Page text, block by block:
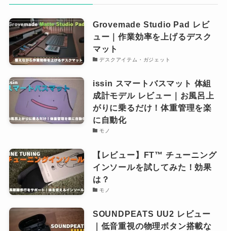
Grovemade Studio Pad レビ
ュー｜作業効率を上げるデスク
マット
デスクアイテム・ガジェット
issin スマートバスマット 体組
成計モデル レビュー｜お風呂上
がりに乗るだけ！体重管理を楽
に自動化
モノ
【レビュー】FT™︎ チューニング
インソールを試してみた！効果
は？
モノ
SOUNDPEATS UU2 レビュー
｜低音重視の物理ボタン搭載な